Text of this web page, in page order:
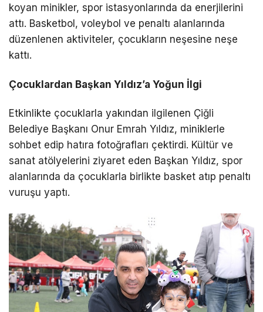
koyan minikler, spor istasyonlarında da enerjilerini
attı. Basketbol, voleybol ve penaltı alanlarında
düzenlenen aktiviteler, çocukların neşesine neşe
kattı.
Çocuklardan Başkan Yıldız’a Yoğun İlgi
Etkinlikte çocuklarla yakından ilgilenen Çiğli
Belediye Başkanı Onur Emrah Yıldız, miniklerle
sohbet edip hatıra fotoğrafları çektirdi. Kültür ve
sanat atölyelerini ziyaret eden Başkan Yıldız, spor
alanlarında da çocuklarla birlikte basket atıp penaltı
vuruşu yaptı.